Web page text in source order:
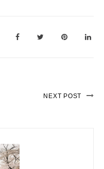
NEXT POST